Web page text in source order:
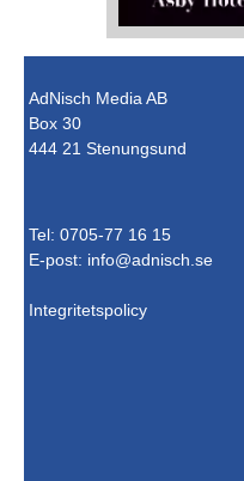
AdNisch Media AB
Box 30
444 21 Stenungsund
Tel: 0705-77 16 15
E-post: info@adnisch.se
Integritetspolicy